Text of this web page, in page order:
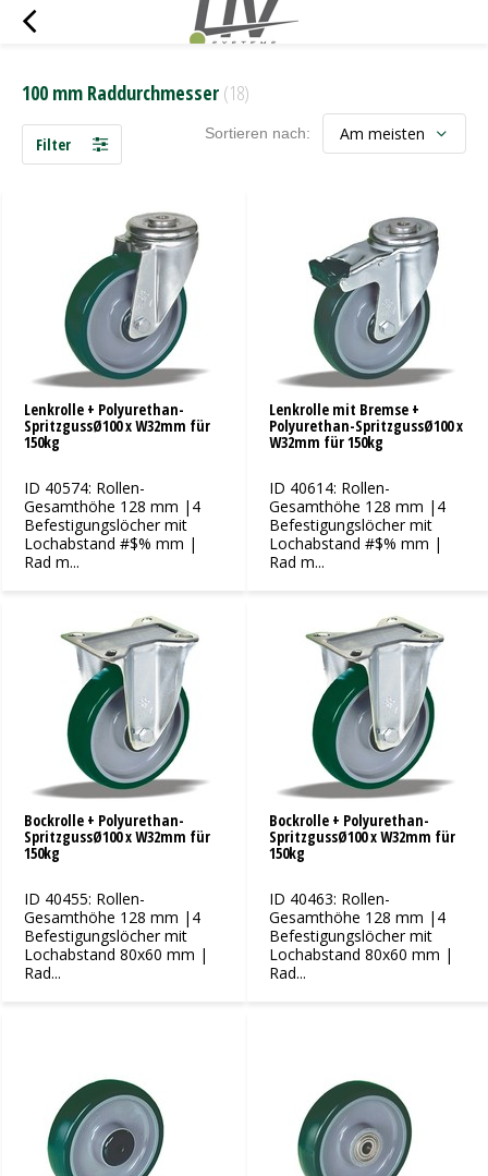
100 mm Raddurchmesser (18)
Filter
Sortieren nach:
Lenkrolle + Polyurethan-
SpritzgussØ100 x W32mm für
150kg
ID 40574: Rollen-
Gesamthöhe 128 mm |4
Befestigungslöcher mit
Lochabstand #$% mm |
Rad m...
Lenkrolle mit Bremse +
Polyurethan-SpritzgussØ100 x
W32mm für 150kg
ID 40614: Rollen-
Gesamthöhe 128 mm |4
Befestigungslöcher mit
Lochabstand #$% mm |
Rad m...
Bockrolle + Polyurethan-
SpritzgussØ100 x W32mm für
150kg
ID 40455: Rollen-
Gesamthöhe 128 mm |4
Befestigungslöcher mit
Lochabstand 80x60 mm |
Rad...
Bockrolle + Polyurethan-
SpritzgussØ100 x W32mm für
150kg
ID 40463: Rollen-
Gesamthöhe 128 mm |4
Befestigungslöcher mit
Lochabstand 80x60 mm |
Rad...